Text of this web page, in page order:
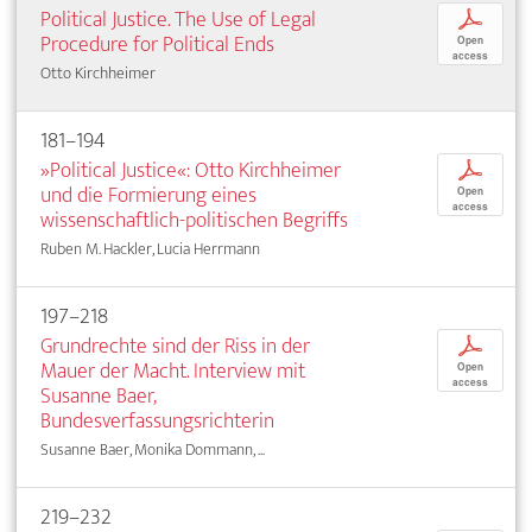
Political Justice. The Use of Legal
Procedure for Political Ends
Otto Kirchheimer
p
Open
access
181–194
»Political Justice«: Otto Kirchheimer
und die Formierung eines
wissenschaftlich-politischen Begriffs
Ruben M. Hackler, Lucia Herrmann
p
Open
access
197–218
Grundrechte sind der Riss in der
Mauer der Macht. Interview mit
Susanne Baer,
Bundesverfassungsrichterin
Susanne Baer, Monika Dommann, ...
p
Open
access
219–232